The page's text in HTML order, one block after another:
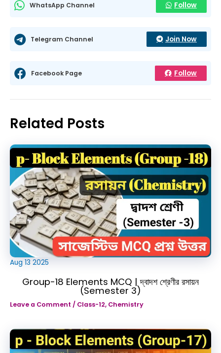
WhatsApp Channel Follow
Telegram Channel Join Now
Facebook Page Follow
Related Posts
Aug 13 2025
Group-18 Elements MCQ | দ্বাদশ শ্রেণীর রসায়ন
(Semester 3)
Leave a Comment / Class-12, Chemistry